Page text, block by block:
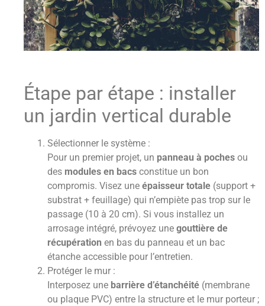
Étape par étape : installer
un jardin vertical durable
Sélectionner le système :
Pour un premier projet, un panneau à poches ou
des modules en bacs constitue un bon
compromis. Visez une épaisseur totale (support +
substrat + feuillage) qui n’empiète pas trop sur le
passage (10 à 20 cm). Si vous installez un
arrosage intégré, prévoyez une gouttière de
récupération en bas du panneau et un bac
étanche accessible pour l’entretien.
Protéger le mur :
Interposez une barrière d’étanchéité (membrane
ou plaque PVC) entre la structure et le mur porteur ;